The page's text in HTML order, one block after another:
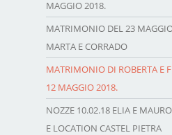
MAGGIO 2018.
MATRIMONIO DEL 23
MARTA E CORRADO
MATRIMONIO DI ROBERTA E
12 MAGGIO 2018.
NOZZE 10.02.18 ELIA E
E LOCATION CASTEL PIETRA